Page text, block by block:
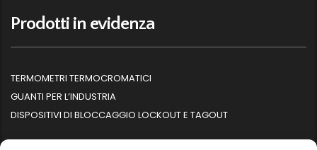
Prodotti in evidenza
TERMOMETRI TERMOCROMATICI
GUANTI PER L’INDUSTRIA
DISPOSITIVI DI BLOCCAGGIO LOCKOUT E TAGOUT